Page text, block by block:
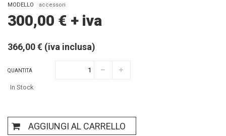
MODELLO accessori
300,00 € + iva
366,00 € (iva inclusa)
QUANTITA
In Stock
AGGIUNGI AL CARRELLO